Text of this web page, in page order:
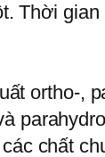
ortho-,
chất